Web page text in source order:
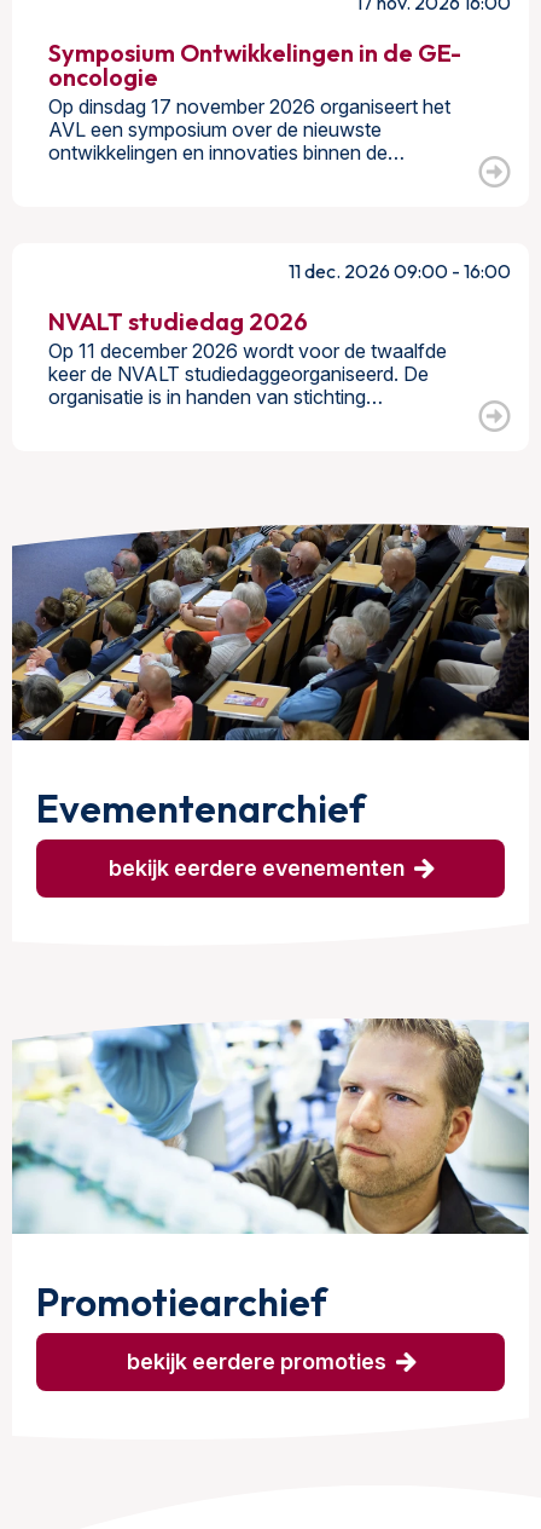
Symposium Ontwikkelingen in de GE-
oncologie
Op dinsdag 17 november 2026 organiseert het
AVL een symposium over de nieuwste
ontwikkelingen en innovaties binnen de…
11 dec. 2026 09:00 - 16:00
NVALT studiedag 2026
Op 11 december 2026 wordt voor de twaalfde
keer de NVALT studiedaggeorganiseerd. De
organisatie is in handen van stichting…
Evementenarchief
bekijk eerdere evenementen
Promotiearchief
bekijk eerdere promoties